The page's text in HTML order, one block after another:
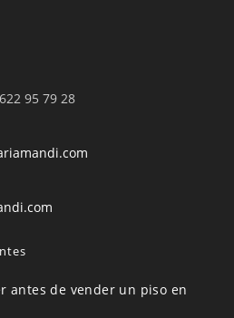
95 79 28
antes de vender un piso en